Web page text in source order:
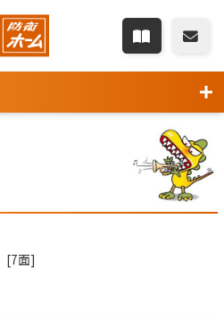
[7面]